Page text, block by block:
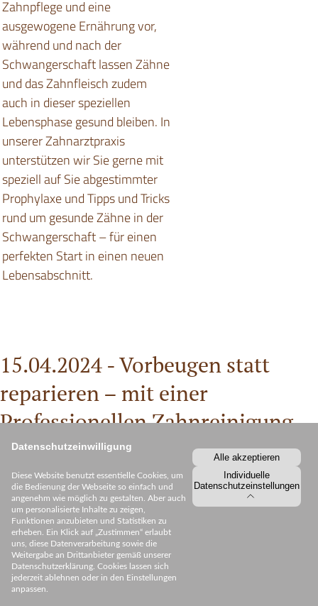
Zahnpflege und eine
ausgewogene Ernährung vor,
während und nach der
Schwangerschaft lassen Zähne
und das Zahnfleisch zudem
auch in dieser speziellen
Lebensphase gesund bleiben. In
unserer Zahnarztpraxis
unterstützen wir Sie gerne mit
speziell auf Sie abgestimmter
Prophylaxe und Tipps und Tricks
rund um gesunde Zähne in der
Schwangerschaft – für einen
perfekten Start in einen neuen
Lebensabschnitt.
15.04.2024 -Vorbeugen statt
reparieren – mit einer
Professionellen Zahnreinigung
(PZR)
Schöne, gesunde Zähne
verleihen nicht nur ein
sympathisches Lächeln,
vielmehr bedeuten sie auch ein
Stück Lebensqualität. Deshalb
setzen wir jeden Tag alles
daran, das Beste für Ihre Zähne
Datenschutzeinwilligung
Diese Website benutzt essentielle Cookies, um
die Bedienung der Webseite so einfach und
angenehm wie möglich zu gestalten. Aber auch
um personalisierte Inhalte zu zeigen,
Funktionen anzubieten und Statistiken zu
erheben. Ein Klick auf „Zustimmen“ erlaubt
uns, diese Datenverarbeitung sowie die
Weitergabe an Drittanbieter gemäß unserer
Datenschutzerklärung. Cookies lassen sich
jederzeit ablehnen oder in den Einstellungen
anpassen.
Alle akzeptieren
Individuelle
Datenschutzeinstellungen